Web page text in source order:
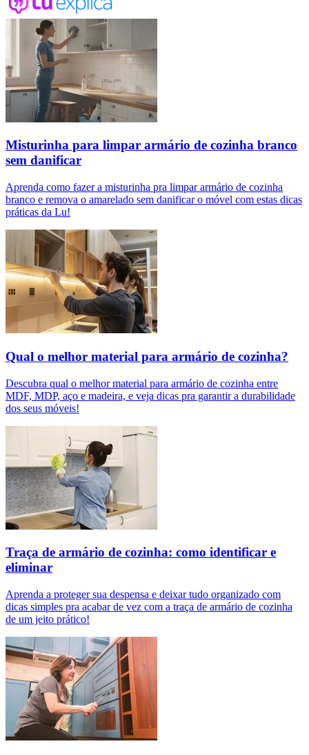
Misturinha para limpar armário de cozinha branco
sem danificar
Aprenda como fazer a misturinha pra limpar armário de cozinha
branco e remova o amarelado sem danificar o móvel com estas dicas
práticas da Lu!
Qual o melhor material para armário de cozinha?
Descubra qual o melhor material para armário de cozinha entre
MDF, MDP, aço e madeira, e veja dicas pra garantir a durabilidade
dos seus móveis!
Traça de armário de cozinha: como identificar e
eliminar
Aprenda a proteger sua despensa e deixar tudo organizado com
dicas simples pra acabar de vez com a traça de armário de cozinha
de um jeito prático!